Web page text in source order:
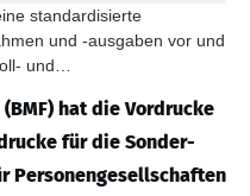
standardisierte
und -ausgaben vor und
und
hat die Vordrucke
für die Sonder-
Personengesellschaften